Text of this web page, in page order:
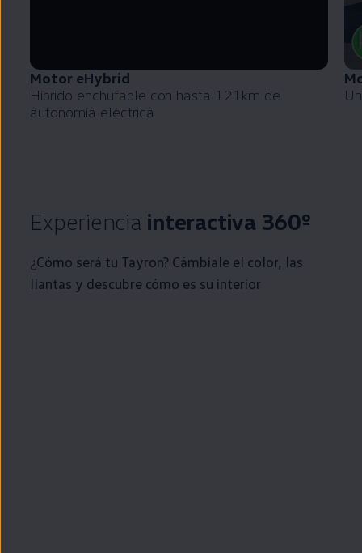
Motor eHybrid
Híbrido enchufable con hasta 121km de
autonomía eléctrica
Experiencia interactiva 360º
¿Cómo será tu Tayron? Cámbiale el color, las
llantas y descubre cómo es su interior